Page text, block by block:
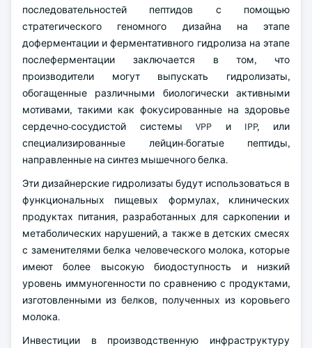
последовательностей пептидов с помощью
стратегического геномного дизайна на этапе
доферментации и ферментативного гидролиза на этапе
послеферментации заключается в том, что
производители могут выпускать гидролизаты,
обогащенные различными биологически активными
мотивами, такими как фокусированные на здоровье
сердечно-сосудистой системы VPP и IPP, или
специализированные лейцин-богатые пептиды,
направленные на синтез мышечного белка.
Эти дизайнерские гидролизаты будут использоваться в
функциональных пищевых формулах, клинических
продуктах питания, разработанных для саркопении и
метаболических нарушений, а также в детских смесях
с заменителями белка человеческого молока, которые
имеют более высокую биодоступность и низкий
уровень иммуногенности по сравнению с продуктами,
изготовленными из белков, полученных из коровьего
молока.
Инвестиции в производственную инфраструктуру